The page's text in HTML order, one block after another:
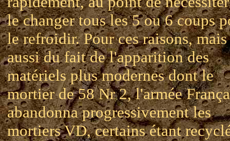
le changer tous les 5 ou 6 coups
le refroidir. Pour ces raisons, mais
aussi du fait de l'apparition des
matériels plus modernes dont le
mortier de 58 Nr 2, l'armée
abandonna progressivement les
mortiers VD, certains étant